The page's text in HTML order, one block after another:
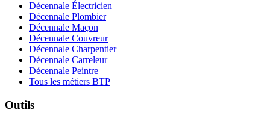
Décennale Électricien
Décennale Plombier
Décennale Maçon
Décennale Couvreur
Décennale Charpentier
Décennale Carreleur
Décennale Peintre
Tous les métiers BTP
Outils